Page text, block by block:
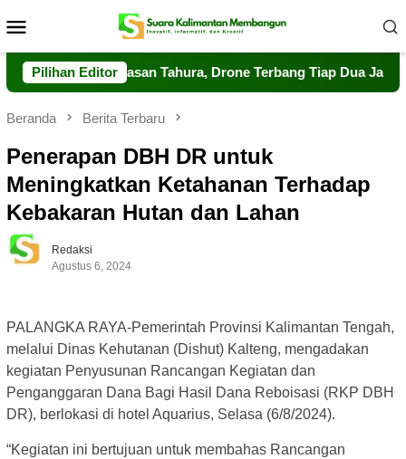
ke
Mobile
Pilihan Editor
Pengawasan Tahura, Drone Terbang Tiap Dua Jam
Beranda Berita Terbaru
Penerapan DBH DR untuk
Meningkatkan Ketahanan Terhadap
Kebakaran Hutan dan Lahan
Redaksi
Agustus 6, 2024
PALANGKA RAYA-Pemerintah Provinsi Kalimantan Tengah,
melalui Dinas Kehutanan (Dishut) Kalteng, mengadakan
kegiatan Penyusunan Rancangan Kegiatan dan
Penganggaran Dana Bagi Hasil Dana Reboisasi (RKP DBH
DR), berlokasi di hotel Aquarius, Selasa (6/8/2024).
“Kegiatan ini bertujuan untuk membahas Rancangan